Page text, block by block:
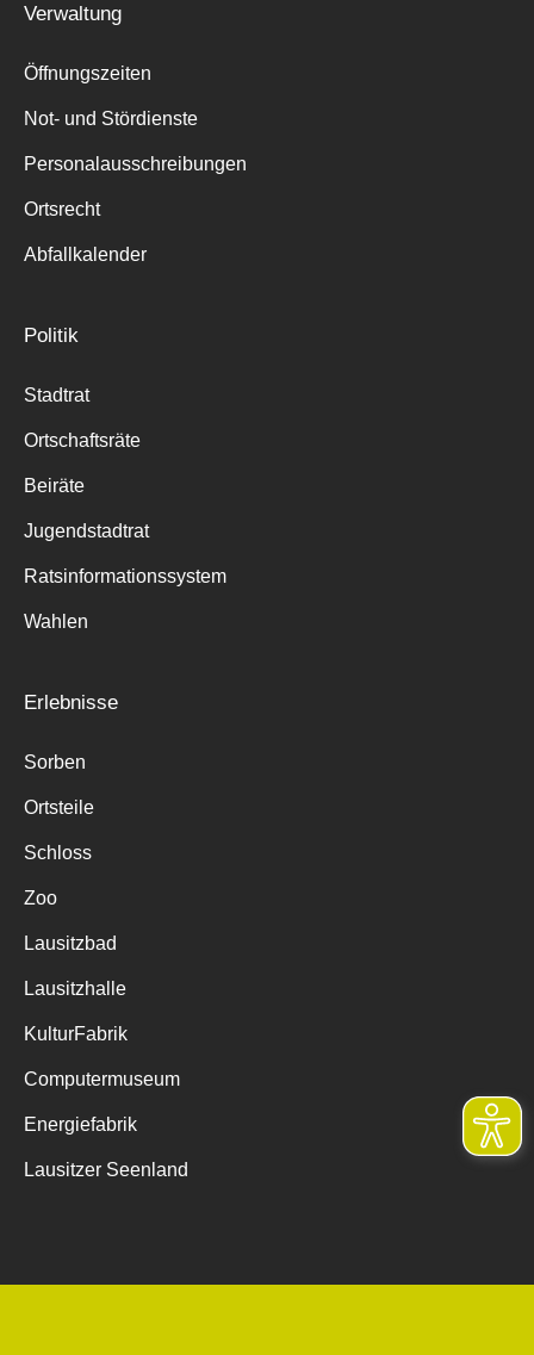
Verwaltung
Öffnungszeiten
Not- und Stördienste
Personalausschreibungen
Ortsrecht
Abfallkalender
Politik
Stadtrat
Ortschaftsräte
Beiräte
Jugendstadtrat
Ratsinformationssystem
Wahlen
Erlebnisse
Sorben
Ortsteile
Schloss
Zoo
Lausitzbad
Lausitzhalle
KulturFabrik
Computermuseum
Energiefabrik
Lausitzer Seenland